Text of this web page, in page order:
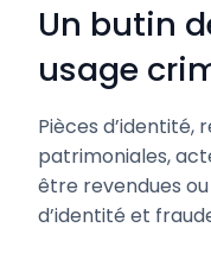
Un butin
usage
Pièces d’identité,
patrimoniales,
être revendues
d’identité et